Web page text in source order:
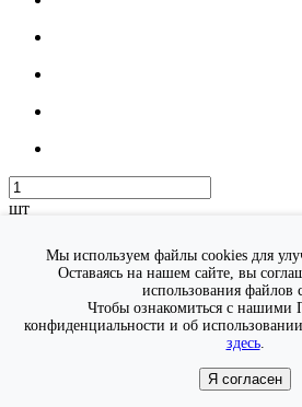
шт
Быстрый просмотр
Подвесные кресла
КОКОН «КАПЛЯ» HOME
Цвет ткани
Мы используем файлы cookies для
Оставаясь на нашем сайте, вы
использования файлов
Чтобы ознакомиться с нашими
конфиденциальности и об
здесь.
Я согласен